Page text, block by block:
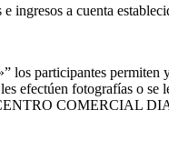
ingresos a cuenta
participantes
fotografías o se
CENTRO COMERCIAL